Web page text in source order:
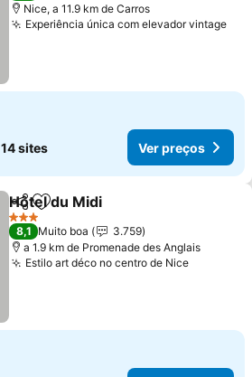
Nice, a 11.9 km de Carros
Experiência única com elevador vintage
14 sites Ver preços
PartilharAdicionar aos favoritos
Hôtel du Midi
3 Estrelas
8,1 Muito boa
3.759
a 1.9 km de Promenade des Anglais
Estilo art déco no centro de NiceVer